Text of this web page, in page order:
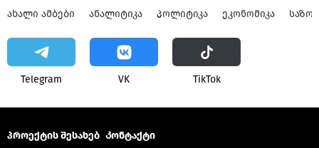
ᲐᲮᲐᲚᲘ ᲐᲛᲑᲔᲑᲘ ᲐᲜᲐᲚᲘᲢᲘᲙᲐ ᲞᲝᲚᲘᲢᲘᲙᲐ ᲔᲙᲝᲜᲝᲛᲘᲙᲐ
Telegram VK ТikТоk
პროექტის შესახებ Კონტაქტი